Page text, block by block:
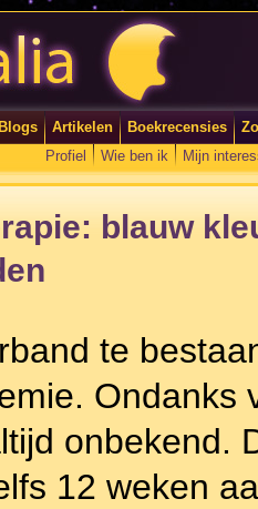
Blogs Artikelen Boekrecensies
Profiel
Wie ben ik Mijn
blauw
te
Ondanks
onbekend.
12 weken